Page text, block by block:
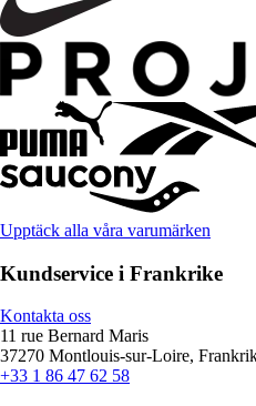
Upptäck alla våra varumärken
Kundservice i Frankrike
Kontakta oss
11 rue Bernard Maris
37270 Montlouis-sur-Loire,
+33 1 86 47 62 58